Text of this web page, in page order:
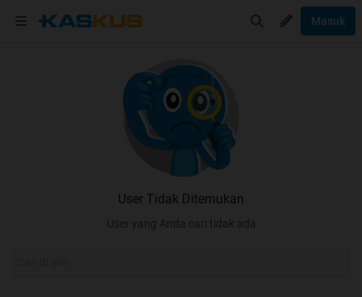
Masuk
User Tidak Ditemukan
User yang Anda cari tidak ada